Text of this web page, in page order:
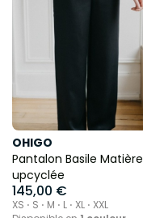
OHIGO
Pantalon Basile Matière
upcyclée
145,00 €
XS ⋅ S ⋅ M ⋅ L ⋅ XL ⋅ XXL